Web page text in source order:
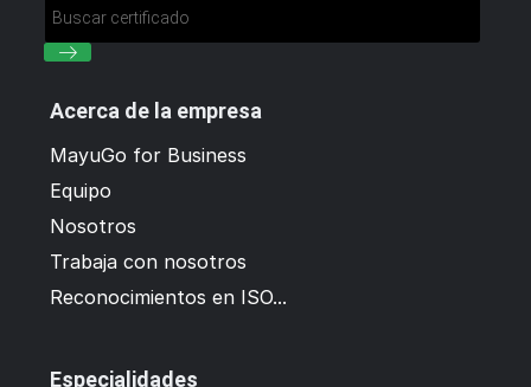
Acerca de la empresa
MayuGo for Business
Equipo
Nosotros
Trabaja con nosotros
Reconocimientos en ISO...
Especialidades